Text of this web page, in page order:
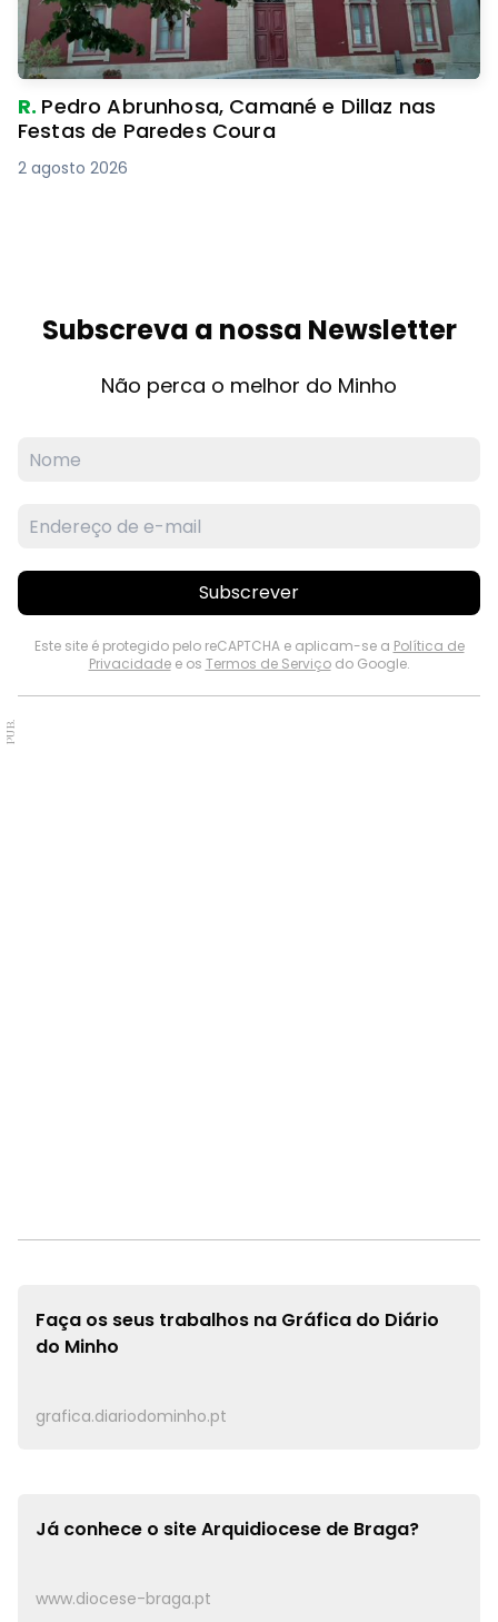
R. Pedro Abrunhosa, Camané e Dillaz nas
Festas de Paredes Coura
2 agosto 2026
Subscreva a nossa Newsletter
Não perca o melhor do Minho
Subscrever
Este site é protegido pelo reCAPTCHA e aplicam-se a Política de
Privacidadee os Termos de Serviçodo Google.
PUB.
Faça os seus trabalhos na Gráfica do Diário
do Minho
grafica.diariodominho.pt
Já conhece o siteArquidiocese de Braga?
www.diocese-braga.pt